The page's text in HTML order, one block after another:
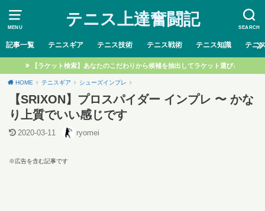
MENU SEARCH
テニス上達奮闘記
記事一覧 テニスギア テニス技術 テニス戦術 テニス知識 テニ
【ラケット検索】あなたのこだわりから候補を抽出してラケット選び♩
HOME テニスギア シューズインプレ
【SRIXON】プロスパイダー インプレ 〜 かな
り上質でいい感じです
2020-03-11 ryomei
※広告を含む記事です